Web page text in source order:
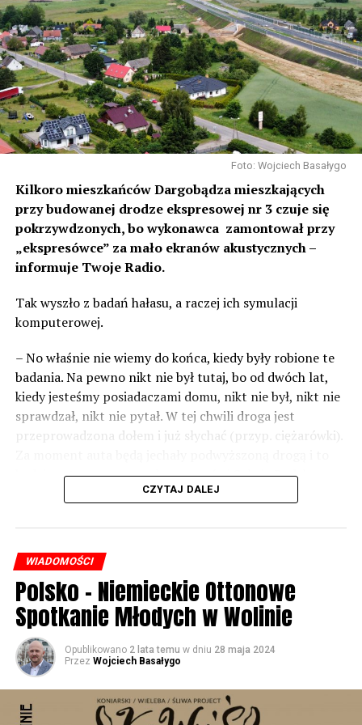
Foto: Wojciech Basałygo
Kilkoro mieszkańców Dargobądza mieszkających
przy budowanej drodze ekspresowej nr 3 czuje się
pokrzywdzonych, bo wykonawca zamontował przy
„ekspresówce” za mało ekranów akustycznych –
informuje Twoje Radio.
Tak wyszło z badań hałasu, a raczej ich symulacji
komputerowej.
– No właśnie nie wiemy do końca, kiedy były robione te
badania. Na pewno nikt nie był tutaj, bo od dwóch lat,
kiedy jesteśmy posiadaczami domu, nikt nie był, nikt nie
sprawdzał, nikt nie pytał. W tej chwili droga jest
przeprowadzona dołem i już słychać (przyp. ciężarówki).
będzie czteropasmowa droga – mówi Sylwia Rudak,
mieszkanka Dargobądza.
Inwestor tłumaczy, że poluzowano normy i to co było
hałasem jeszcze kilkanaście lat temu – dziś już nim nie
jest.
– Tych ekranów rzeczywiście w rejonie miejscowości
Dargobądz jest trochę mniej niż było przy starej drodze
krajowej numer trzy. Natomiast to wynika również z
tego, że te normy dopuszczalnego hałasu, które obecnie
obowiązują i które obowiązywały również podczas
przygotowywania dokumentacji projektowej dla drogi
ekspresowej S3 są inne niż te, które były przed wieloma
CZYTAJ DALEJ
WIADOMOŚCI
Polsko – Niemieckie Ottonowe
Spotkanie Młodych w Wolinie
Opublikowano 2 lata temu w dniu 28 maja 2024
Przez Wojciech Basałygo